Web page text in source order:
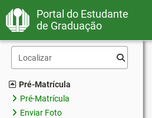
Portal do Estudante
de Graduação
Pré-Matrícula
Pré-Matrícula
Enviar Foto